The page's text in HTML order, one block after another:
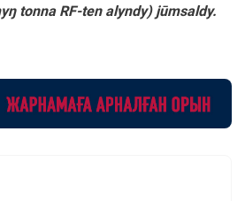
tonna RF-ten alyndy) jūmsaldy.